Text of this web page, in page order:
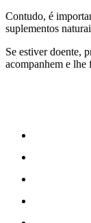
Contudo, é
suplementos
Se estiver doente,
acompanhem e lhe